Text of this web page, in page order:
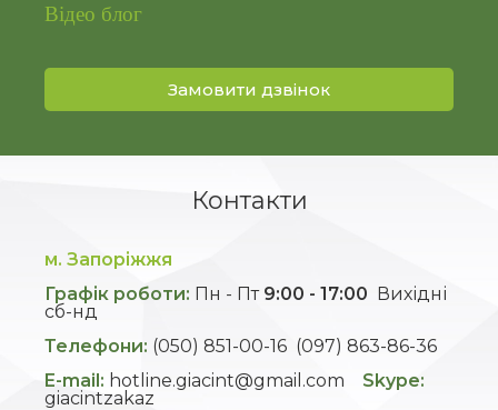
Відео блог
Замовити дзвінок
Контакти
м. Запоріжжя
Графік роботи: Пн - Пт 9:00 - 17:00 Вихідні
сб-нд
Телефони: (050) 851-00-16 (097) 863-86-36
E-mail: hotline.giacint@gmail.com
Skype:
giacintzakaz